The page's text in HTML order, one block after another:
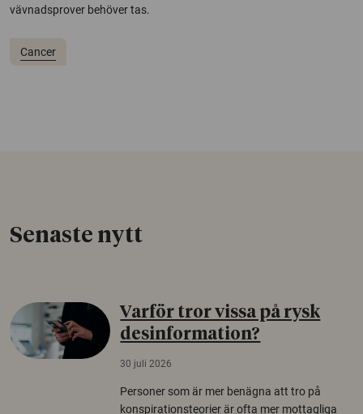
vävnadsprover behöver tas.
Cancer
Senaste nytt
Varför tror vissa på rysk
desinformation?
30 juli 2026
Personer som är mer benägna att tro på
konspirationsteorier är ofta mer mottagliga